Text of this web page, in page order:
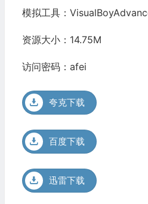
模拟工具：
资源大小：14.75M
访问密码：afei
夸克下载
百度下载
迅雷下载